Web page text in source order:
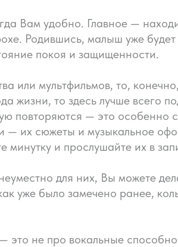
Вам удобно. Главное —
Родившись, малыш уже
покоя и защищенности.
или мультфильмов, то,
жизни, то здесь лучше всего
повторяются — это особенно
— их сюжеты и музыкальное
и прослушайте их в
для них, Вы можете
уже было замечено ранее,
это не про вокальные